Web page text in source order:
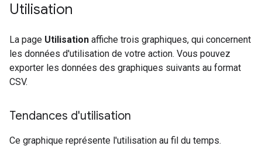
Utilisation
La page Utilisation affiche trois graphiques, qui concernent
les données d'utilisation de votre action. Vous pouvez
exporter les données des graphiques suivants au format
CSV.
Tendances d'utilisation
Ce graphique représente l'utilisation au fil du temps.